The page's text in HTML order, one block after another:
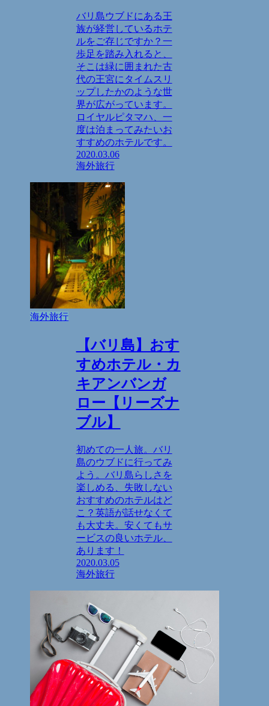
バリ島ウブドにある王
族が経営しているホテ
ルをご存じですか？一
歩足を踏み入れると、
そこは緑に囲まれた古
代の王宮にタイムスリ
ップしたかのような世
界が広がっています。
ロイヤルピタマハ、一
度は泊まってみたいお
すすめのホテルです。
2020.03.06
海外旅行
海外旅行
【バリ島】おす
すめホテル・カ
キアンバンガ
ロー【リーズナ
ブル】
初めての一人旅。バリ
島のウブドに行ってみ
よう。バリ島らしさを
楽しめる、失敗しない
おすすめのホテルはど
こ？英語が話せなくて
も大丈夫。安くてもサ
ービスの良いホテル、
あります！
2020.03.05
海外旅行